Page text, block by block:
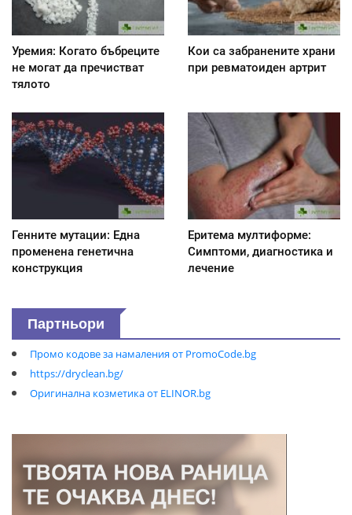
Уремия: Когато бъбреците
не могат да пречистват
тялото
Кои са забранените храни
при ревматоиден артрит
Генните мутации: Една
променена генетична
конструкция
Еритема мултиформе:
Симптоми, диагностика и
лечение
Партньори
Промо кодове за намаления от PromoCode.bg
https://dryclean.bg/
Оригинална козметика от ELINOR.bg